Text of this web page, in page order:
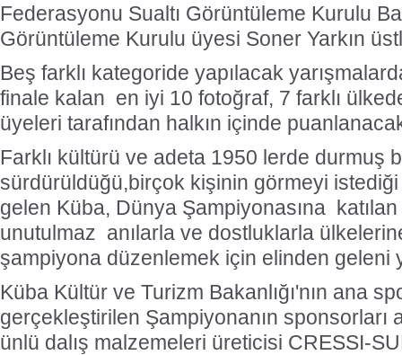
Federasyonu Sualtı Görüntüleme Kurulu
Görüntüleme Kurulu üyesi Soner Yarkın
Beş farklı kategoride yapılacak
finale kalan en iyi 10 fotoğraf, 7 farklı
üyeleri tarafından halkın içinde
Farklı kültürü ve adeta 1950 lerde durmuş
sürdürüldüğü,birçok kişinin görmeyi
gelen Küba, Dünya Şampiyonasına katılan
unutulmaz anılarla ve dostluklarla
şampiyona düzenlemek için elinden geleni
Küba Kültür ve Turizm Bakanlığı'nın ana
gerçekleştirilen Şampiyonanın sponsorları
ünlü dalış malzemeleri üreticisi CRESSI-